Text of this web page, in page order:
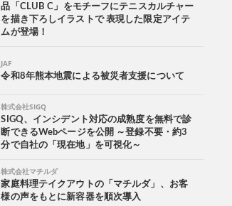
品「CLUB C」をモチーフにテニスカルチャー
を描き下ろしイラストで 表現した限定アイテ
ムが登場！
JAF
令和8年熊本地震による被災者支援について
株式会社SIGQ
SIGQ、インシデント対応の成熟度を無料で診
断できるWebページを公開 ～登録不要・約3
分で自社の「現在地」を可視化～
株式会社マチルダ
家庭料理テイクアウトの「マチルダ」、お客
様の声をもとに新容器を順次導入